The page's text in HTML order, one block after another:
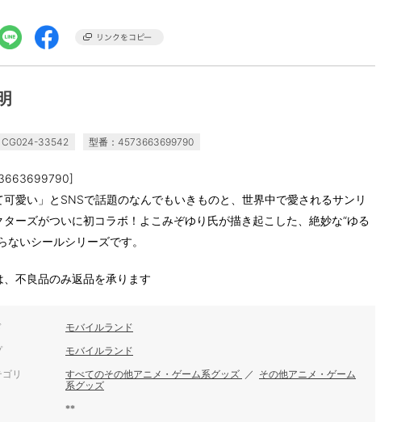
CG024-33542 型番：4573663699790
可愛い」とSNSで話題のなんでもいきものと、世界中で愛されるサンリ
ターズがついに初コラボ！よこみぞゆり氏が描き起こした、絶妙な“ゆる
ないシールシリーズです。
、不良品のみ返品を承ります
モバイルランド
モバイルランド
リ すべてのその他アニメ・ゲーム系グッズ ／ その他アニメ・ゲーム
系グッズ
**